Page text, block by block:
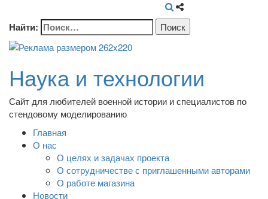
Найти:
Наука и технологии
Сайт для любителей военной истории и специалистов по
стендовому моделированию
Главная
О нас
О целях и задачах проекта
О сотрудничестве с приглашенными авторами
О работе магазина
Новости